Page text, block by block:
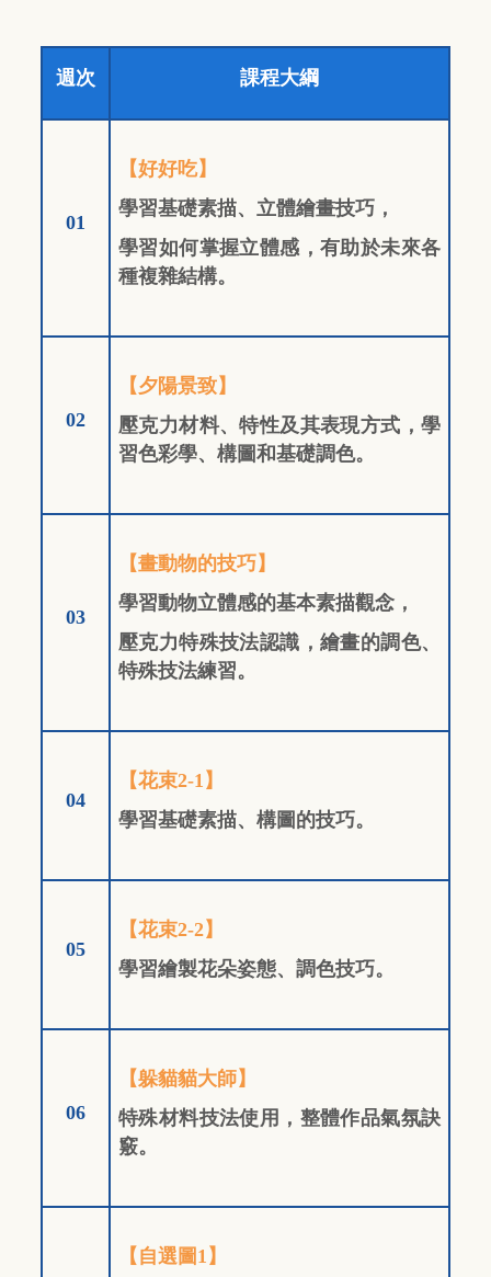
週次 課程大綱
01
【好好吃】
學習基礎素描、立體繪畫技巧，
學習如何掌握立體感，有助於未來各
種複雜結構。
02
【夕陽景致】
壓克力材料、特性及其表現方式，學
習色彩學、構圖和基礎調色。
03
【畫動物的技巧】
學習動物立體感的基本素描觀念，
壓克力特殊技法認識，繪畫的調色、
特殊技法練習。
04
【花束2-1】
學習基礎素描、構圖的技巧。
05
【花束2-2】
學習繪製花朵姿態、調色技巧。
06
【躲貓貓大師】
特殊材料技法使用，整體作品氣氛訣
竅。
【自選圖1】